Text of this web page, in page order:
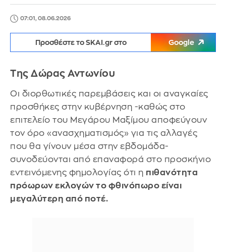
07:01, 08.06.2026
Προσθέστε το SKAI.gr στο Google
Της Δώρας Αντωνίου
Οι διορθωτικές παρεμβάσεις και οι αναγκαίες
προσθήκες στην κυβέρνηση -καθώς στο
επιτελείο του Μεγάρου Μαξίμου αποφεύγουν
τον όρο «ανασχηματισμός» για τις αλλαγές
που θα γίνουν μέσα στην εβδομάδα-
συνοδεύονται από επαναφορά στο προσκήνιο
εντεινόμενης φημολογίας ότι η πιθανότητα
πρόωρων εκλογών το φθινόπωρο είναι
μεγαλύτερη από ποτέ.